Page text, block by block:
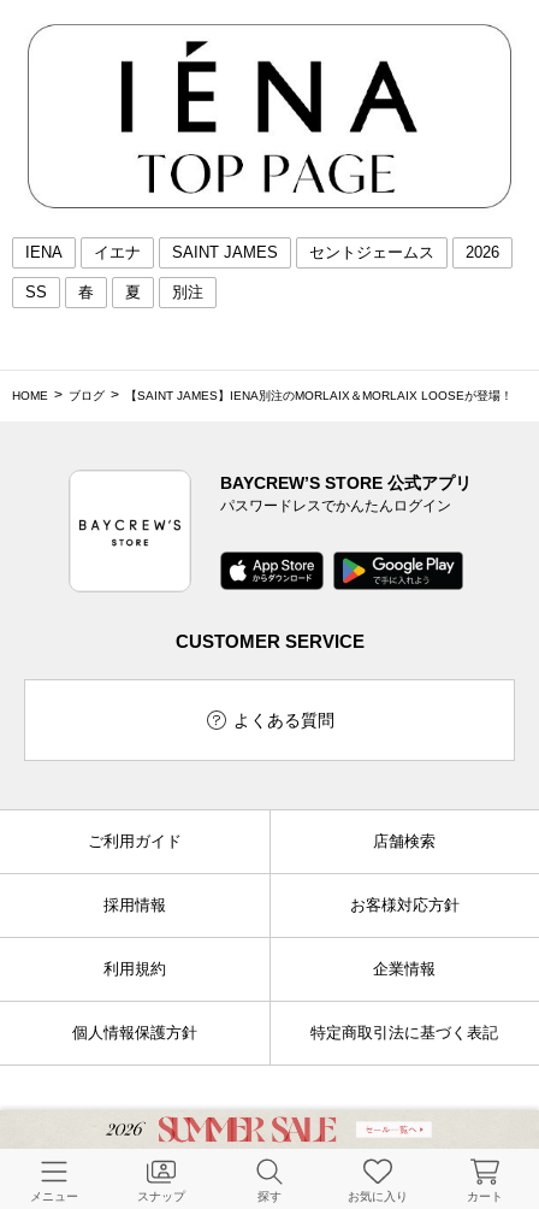
IENA イエナ SAINT JAMES セントジェームス 2026
SS 春 夏 別注
HOME ブログ 【SAINT JAMES】IENA別注のMORLAIX＆MORLAIX LOOSEが登場！
BAYCREW’S STORE 公式アプリ
パスワードレスでかんたんログイン
CUSTOMER SERVICE
よくある質問
ご利用ガイド 店舗検索
採用情報 お客様対応方針
利用規約 企業情報
個人情報保護方針 特定商取引法に基づく表記
FOLLOW US
メニュー スナップ 探す お気に入り カート